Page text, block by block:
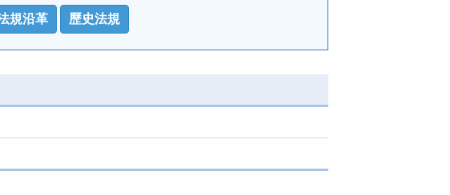
規沿革 歷史法規